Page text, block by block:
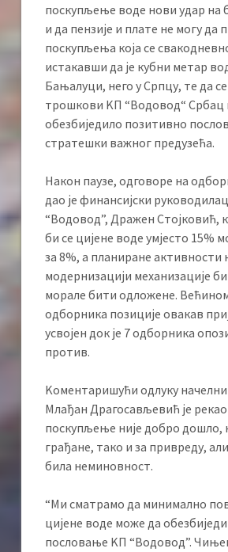
поскупљење воде нови удар на
и да пензије и плате не могу да
поскупљења која се
истакавши да је кубни метар
Бањалуци, него у Српцу, те да
трошкови KП “Водовод“ Србац
обезбиједило позитивно
стратешки важног предузећа.
Након паузе, одговоре на
дао је финансијски
“Водовод”, Дражен Стојковић,
би се цијене воде умјесто 15%
за 8%, а планиране активности
модернизацији механизације би
морале бити одложене.
одборника позиције овакав
усвојен док је 7 одборника
против.
Kоментаришући одлуку
Млађан Драгосављевић је
поскупљење није добро дошло,
грађане, тако и за привреду,
била неминовност.
“Ми сматрамо да минимално
цијене воде може да
пословање KП “Водовод”.